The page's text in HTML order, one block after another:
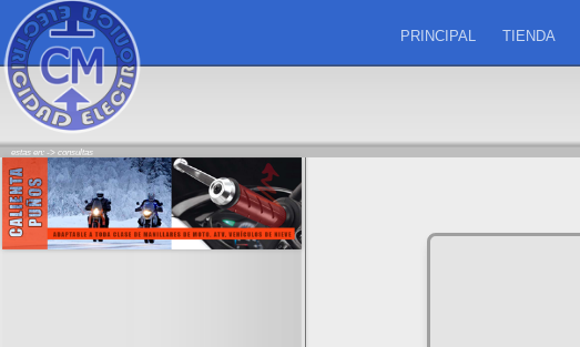
PRINCIPAL TIENDA
estas en: -> consultas